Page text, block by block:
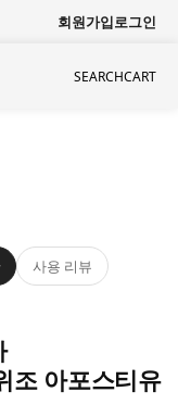
회원가입로그인
SEARCHCART
사용 리뷰
조 아포스티유